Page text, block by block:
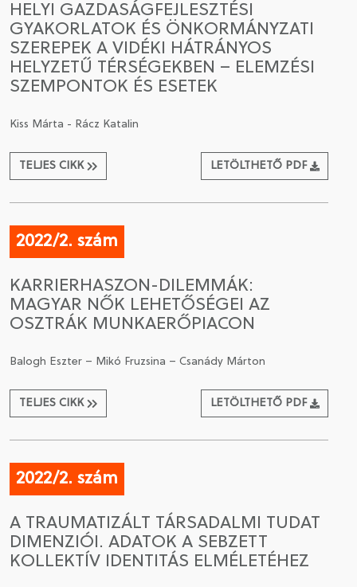
HELYI GAZDASÁGFEJLESZTÉSI
GYAKORLATOK ÉS ÖNKORMÁNYZATI
SZEREPEK A VIDÉKI HÁTRÁNYOS
HELYZETŰ TÉRSÉGEKBEN – ELEMZÉSI
SZEMPONTOK ÉS ESETEK
Kiss Márta - Rácz Katalin
TELJES CIKK LETÖLTHETŐ PDF
2022/2. szám
KARRIERHASZON-DILEMMÁK:
MAGYAR NŐK LEHETŐSÉGEI AZ
OSZTRÁK MUNKAERŐPIACON
Balogh Eszter – Mikó Fruzsina – Csanády Márton
TELJES CIKK LETÖLTHETŐ PDF
2022/2. szám
A TRAUMATIZÁLT TÁRSADALMI TUDAT
DIMENZIÓI. ADATOK A SEBZETT
KOLLEKTÍV IDENTITÁS ELMÉLETÉHEZ